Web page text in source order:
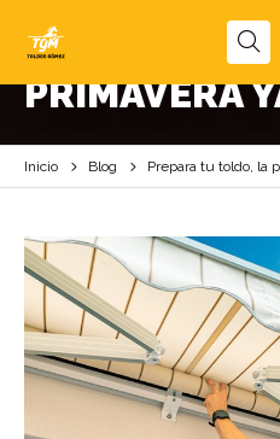
PREPARA TU
PRIMAVERA
Inicio Blog Prepara tu toldo, la